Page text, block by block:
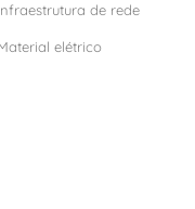
de rede
elétrico